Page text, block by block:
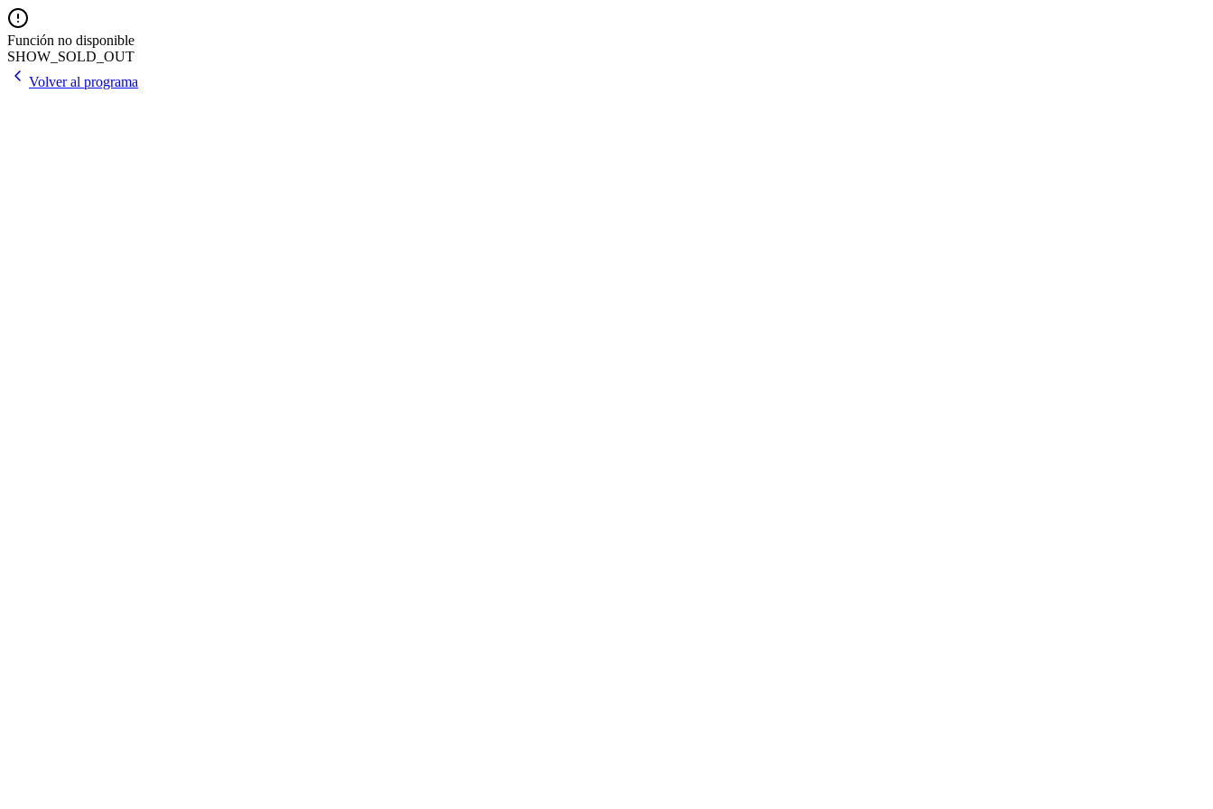
Función no disponible
SHOW_SOLD_OUT
Volver al programa